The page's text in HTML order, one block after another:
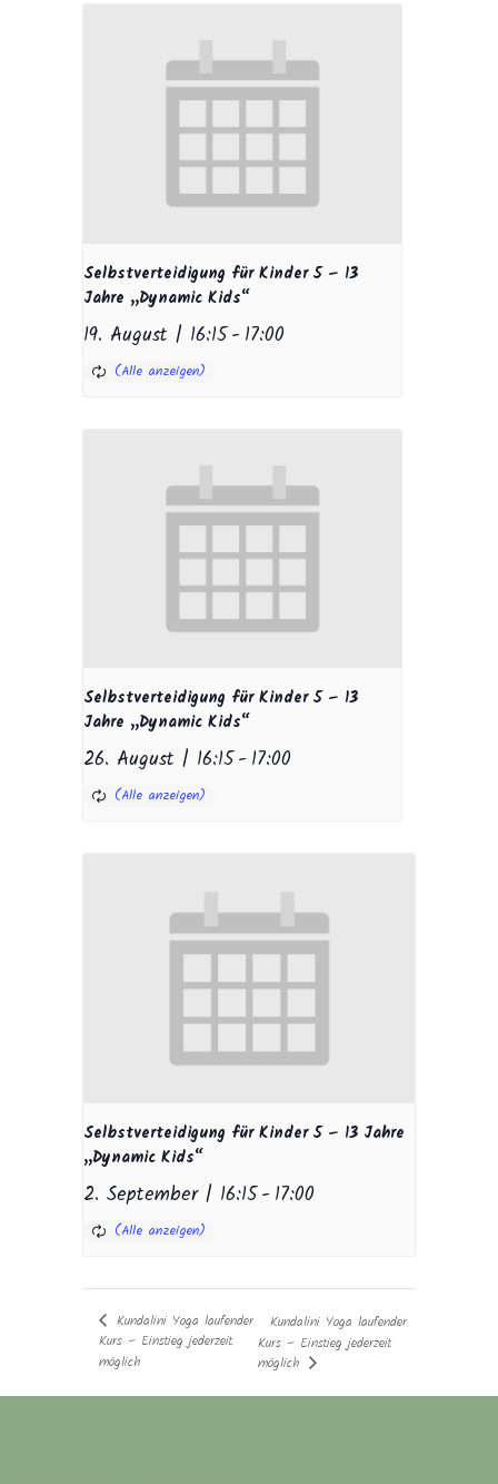
Selbstverteidigung für Kinder 5 – 13
Jahre „Dynamic Kids“
19. August | 16:15-17:00
Selbstverteidigung für Kinder 5 – 13
Jahre „Dynamic Kids“
26. August | 16:15-17:00
Selbstverteidigung für Kinder 5 – 13 Jahre
„Dynamic Kids“
2. September | 16:15-17:00
Kundalini Yoga laufender
Kurs – Einstieg jederzeit
möglich
Kundalini Yoga laufender
Kurs – Einstieg jederzeit
möglich